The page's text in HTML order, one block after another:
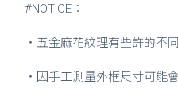
#NOTICE：
・五金麻花紋理有些許的不
・因手工測量外框尺寸可能